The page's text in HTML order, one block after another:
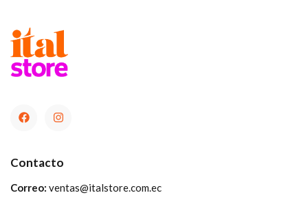
Contacto
Correo: ventas@italstore.com.ec